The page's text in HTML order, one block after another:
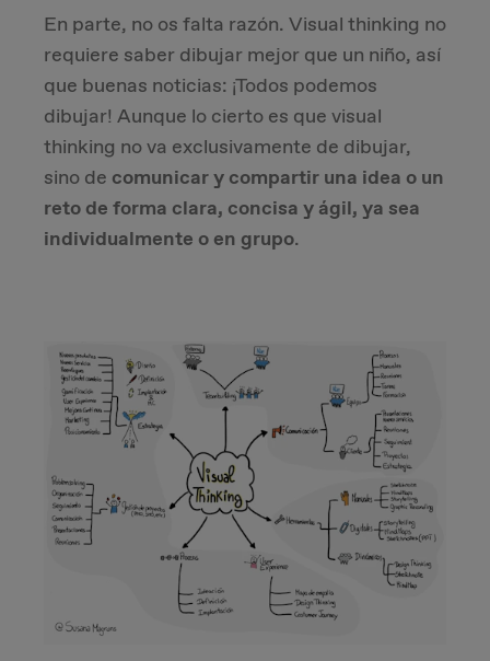
En parte, no os falta razón. Visual thinking no
requiere saber dibujar mejor que un niño, así
que buenas noticias: ¡Todos podemos
dibujar! Aunque lo cierto es que visual
thinking no va exclusivamente de dibujar,
sino de comunicar y compartir una idea o un
reto de forma clara, concisa y ágil, ya sea
individualmente o en grupo.